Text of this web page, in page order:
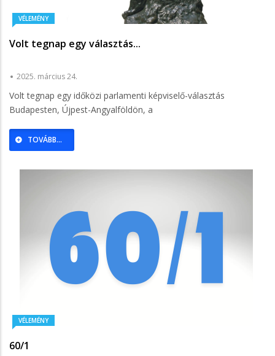
VÉLEMÉNY
Volt tegnap egy választás...
2025. március 24.
Volt tegnap egy időközi parlamenti képviselő-választás
Budapesten, Újpest-Angyalföldön, a
TOVÁBB...
VÉLEMÉNY
60/1